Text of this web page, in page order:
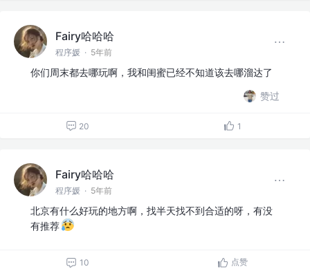
Fairy哈哈哈
程序媛 · 5年前
你们周末都去哪玩啊，我和闺蜜已经不知道该去哪溜达了
赞过
20 1
Fairy哈哈哈
程序媛 · 5年前
北京有什么好玩的地方啊，找半天找不到合适的呀，有没
有推荐
10 点赞